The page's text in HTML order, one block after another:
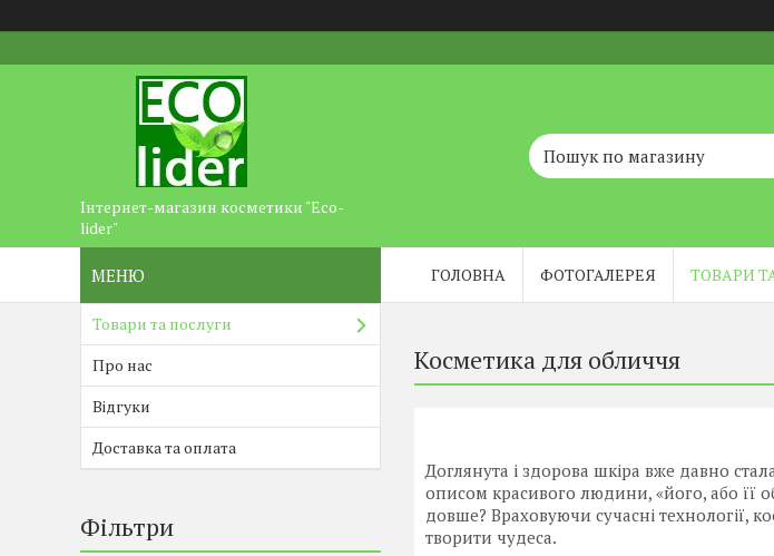
Інтернет-магазин косметики "Eco-
lider"
ГОЛОВНА ФОТОГАЛЕРЕЯ ТОВАРИ
Косметика для обличчя
Доглянута і здорова шкіра вже давно
описом красивого людини, «його, або її
довше? Враховуючи сучасні технології,
творити чудеса.
Товари та послуги
Про нас
Відгуки
Доставка та оплата
Фільтри